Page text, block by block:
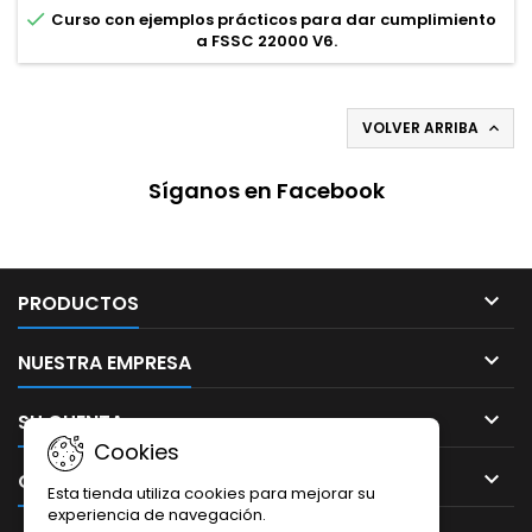
serán...
 Curso con ejemplos prácticos para dar cumplimiento
a FSSC 22000 V6.
VOLVER ARRIBA 
Síganos en Facebook
PRODUCTOS 
NUESTRA EMPRESA 
SU CUENTA 
CONTACTO 
Cookies
Esta tienda utiliza cookies para mejorar su
experiencia de navegación.